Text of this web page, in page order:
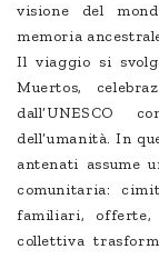
visione del
memoria
Il viaggio si
Muertos,
dall’UNESCO
dell’umanità. In
antenati assume
comunitaria:
familiari, offerte,
collettiva